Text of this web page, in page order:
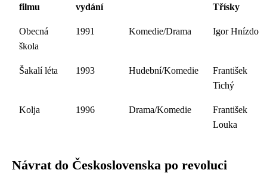
filmu vydání Třísky
Obecná
škola
1991 Komedie/Drama Igor Hnízdo
Šakalí léta 1993 Hudební/Komedie
František
Tichý
Kolja 1996 Drama/Komedie
František
Louka
Návrat do Československa po revoluci